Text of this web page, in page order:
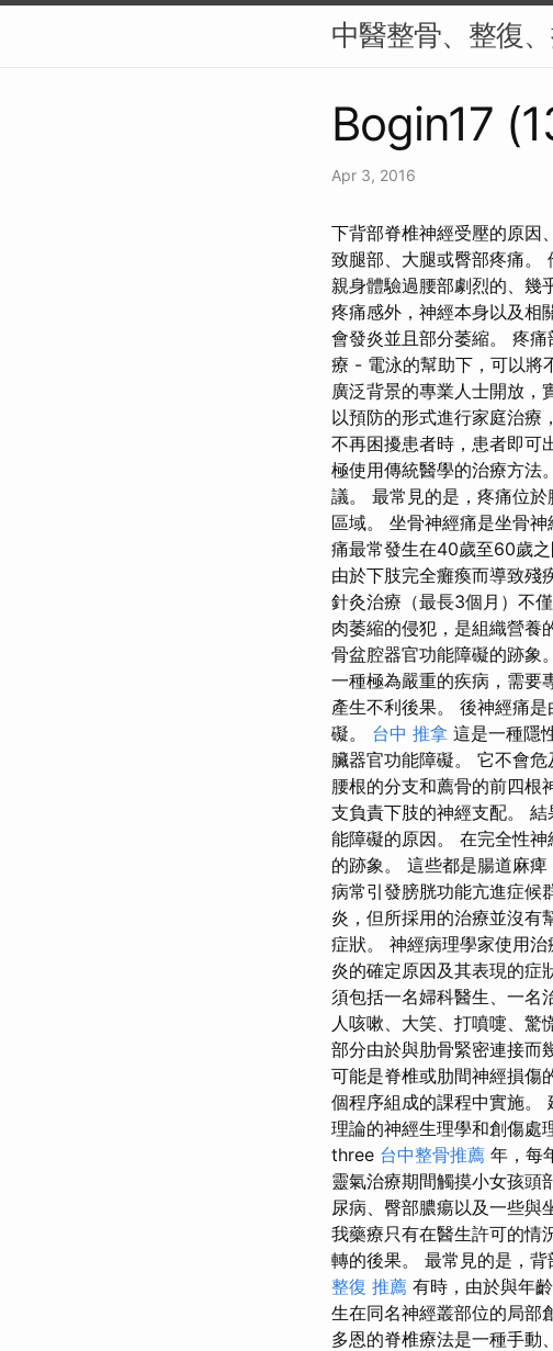
中醫整骨、整復
Bogin17
Apr 3, 2016
下背部脊椎神經受壓的原因
致腿部、大腿或臀部疼痛。
親身體驗過腰部劇烈的、幾
疼痛感外，神經本身以及相
會發炎並且部分萎縮。 疼
療 - 電泳的幫助下，可以將
廣泛背景的專業人士開放，
以預防的形式進行家庭治療
不再困擾患者時，患者即可
極使用傳統醫學的治療方法
議。 最常見的是，疼痛位
區域。 坐骨神經痛是坐骨
痛最常發生在40歲至60歲
由於下肢完全癱瘓而導致
針灸治療（最長3個月）不
肉萎縮的侵犯，是組織營養
骨盆腔器官功能障礙的跡象
一種極為嚴重的疾病，需要
產生不利後果。 後神經痛
礙。 台中 推拿 這是一種隱
臟器官功能障礙。 它不會
腰根的分支和薦骨的前四根
支負責下肢的神經支配。
能障礙的原因。 在完全性
的跡象。 這些都是腸道麻
病常引發膀胱功能亢進症候
炎，但所採用的治療並沒有
症狀。 神經病理學家使用
炎的確定原因及其表現的症
須包括一名婦科醫生、一名
人咳嗽、大笑、打噴嚏、
部分由於與肋骨緊密連接而
可能是脊椎或肋間神經損傷
個程序組成的課程中實施
理論的神經生理學和創傷處
three 台中整骨推薦 年，每
靈氣治療期間觸摸小女孩頭
尿病、臀部膿瘍以及一些與
我藥療只有在醫生許可的情
轉的後果。 最常見的是，背
整復 推薦 有時，由於與年
生在同名神經叢部位的局部
多恩的脊椎療法是一種手動